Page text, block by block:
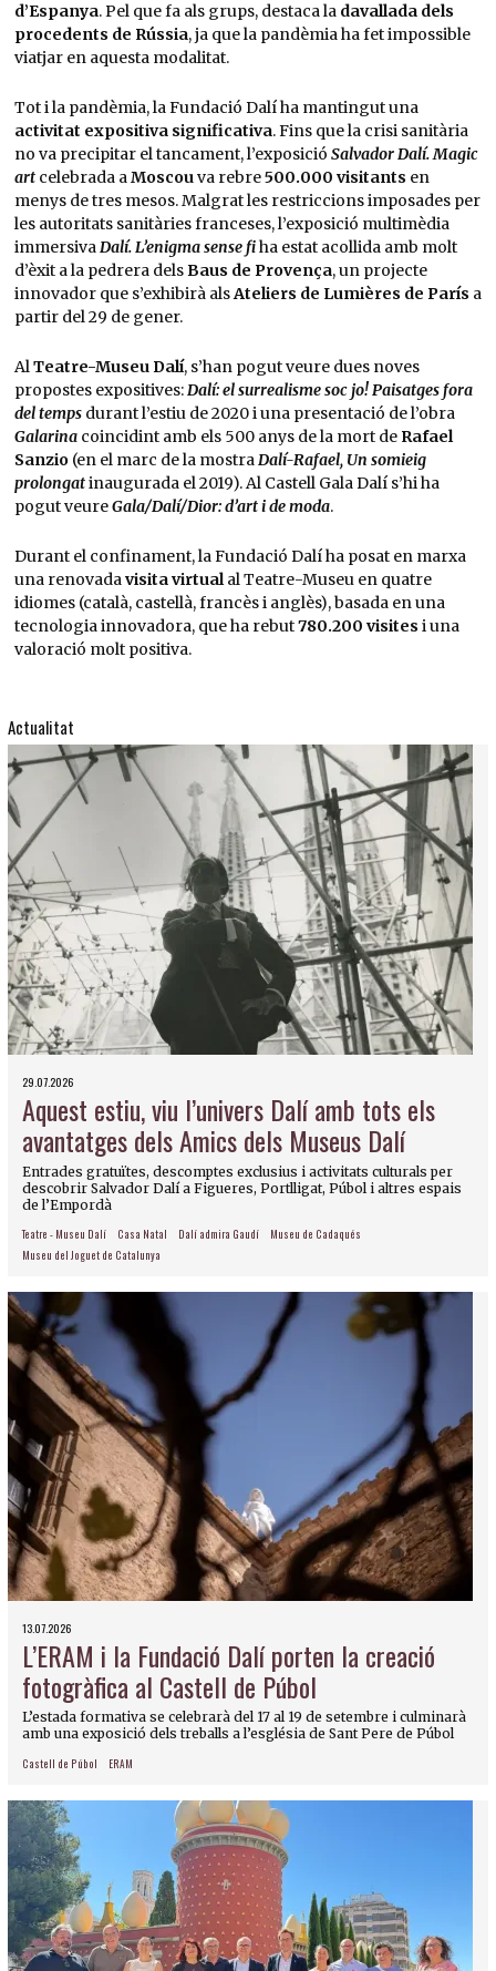
d’Espanya. Pel que fa als grups, destaca la davallada dels
procedents de Rússia, ja que la pandèmia ha fet impossible
viatjar en aquesta modalitat.
Tot i la pandèmia, la Fundació Dalí ha mantingut una
activitat expositiva significativa. Fins que la crisi sanitària
no va precipitar el tancament, l’exposició Salvador Dalí. Magic
artcelebrada aMoscouva rebre500.000 visitants en
menys de tres mesos. Malgrat les restriccions imposades per
les autoritats sanitàries franceses, l’exposició multimèdia
immersivaDalí. L’enigma sense fiha estat acollida amb molt
d’èxit a la pedrera delsBaus de Provença, un projecte
innovador que s’exhibirà alsAteliers de Lumières de París a
partir del 29 de gener.
AlTeatre-Museu Dalí, s’han pogut veure dues noves
propostes expositives:Dalí: el surrealisme soc jo! Paisatges fora
del tempsdurant l’estiu de 2020 i una presentació de l’obra
Galarina coincidint amb els 500 anys de la mort de Rafael
Sanzio (en el marc de la mostraDalí-Rafael, Un somieig
prolongatinaugurada el 2019). Al Castell Gala Dalí s’hi ha
pogut veureGala/Dalí/Dior: d’art i de moda.
Durant el confinament, la Fundació Dalí ha posat en marxa
una renovadavisita virtualal Teatre-Museu en quatre
idiomes (català, castellà, francès i anglès), basada en una
tecnologia innovadora, que ha rebut780.200 visites i una
valoració molt positiva.
Actualitat
29.07.2026
Aquest estiu, viu l’univers Dalí amb tots els
avantatges dels Amics dels Museus Dalí
Entrades gratuïtes, descomptes exclusius i activitats culturals per
descobrir Salvador Dalí a Figueres, Portlligat, Púbol i altres espais
de l’Empordà
Teatre - Museu Dalí Casa Natal Dalí admira Gaudí
Museu de Cadaqués
Museu del Joguet de Catalunya
13.07.2026
L’ERAM i la Fundació Dalí porten la creació
fotogràfica al Castell de Púbol
L’estada formativa se celebrarà del 17 al 19 de setembre i culminarà
amb una exposició dels treballs a l’església de Sant Pere de Púbol
Castell de Púbol ERAM